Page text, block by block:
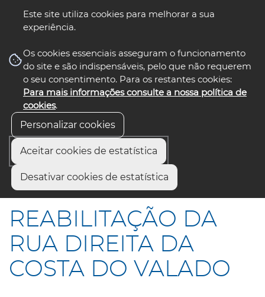
Este site utiliza cookies para melhorar a sua
experiência.
Os cookies essenciais asseguram o funcionamento
do site e são indispensáveis, pelo que não requerem
o seu consentimento. Para os restantes cookies:
Para mais informações consulte a nossa política de
cookies.
Personalizar cookies
Aceitar cookies de estatística
Desativar cookies de estatística
nos select language
Início
REABILITAÇÃO DA RUA DIREITA DA COSTA DO VALADO
REABILITAÇÃO DA
RUA DIREITA DA
COSTA DO VALADO